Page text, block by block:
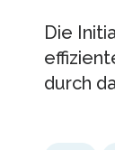
Die
durch